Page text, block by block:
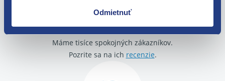
Odmietnuť
Máme tisíce spokojných zákazníkov.
Pozrite sa na ich recenzie.